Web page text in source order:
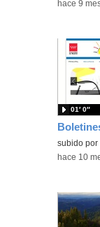
-hace 9
Contenido
subido por
01′ 0″
-hace 10